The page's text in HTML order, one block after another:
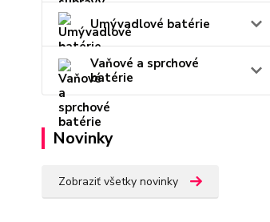
Umývadlové batérie
Vaňové a sprchové
batérie
Novinky
Zobraziť všetky novinky